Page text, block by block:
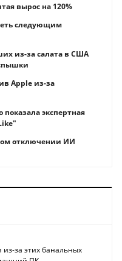
вырос на 120%
следующим
из-за салата в США
Apple из-за
экспертная
отключении ИИ
за этих банальных